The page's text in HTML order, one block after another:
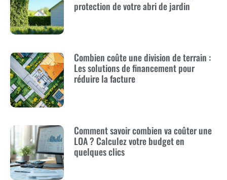
protection de votre abri de jardin
Combien coûte une division de terrain :
Les solutions de financement pour
réduire la facture
Comment savoir combien va coûter une
LOA ? Calculez votre budget en
quelques clics